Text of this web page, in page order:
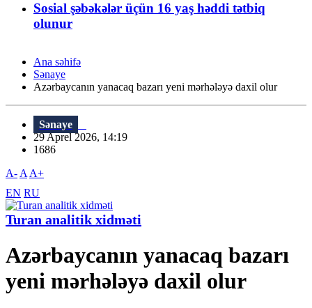
Sosial şəbəkələr üçün 16 yaş həddi tətbiq
olunur
Ana səhifə
Sənaye
Azərbaycanın yanacaq bazarı yeni mərhələyə daxil olur
Sənaye
29 Aprel 2026, 14:19
1686
A- A A+
EN RU
Turan analitik xidməti
Azərbaycanın yanacaq bazarı
yeni mərhələyə daxil olur